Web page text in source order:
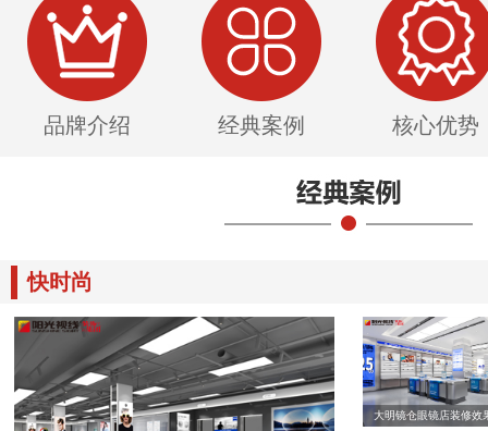
品牌介绍 经典案例 核心优势
快时尚
大明镜仓眼镜店装修效